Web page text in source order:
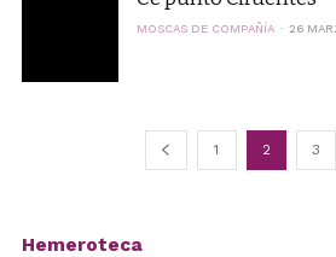
MOSCAS DE COMPAÑÍA 26
1 2 3
Hemeroteca